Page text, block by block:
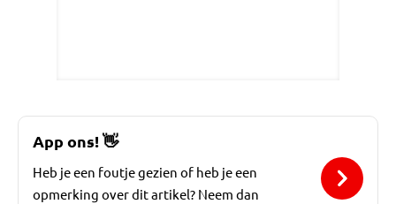
App ons! 👋
Heb je een foutje gezien of heb je een
opmerking over dit artikel? Neem dan